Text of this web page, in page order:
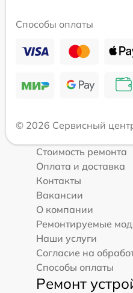
Способы оплаты
© 2026 Сервисный
Стоимость ремонта
Оплата и доставка
Контакты
Вакансии
О компании
Ремонтируемые
Наши услуги
Согласие на
Способы оплаты
Ремонт